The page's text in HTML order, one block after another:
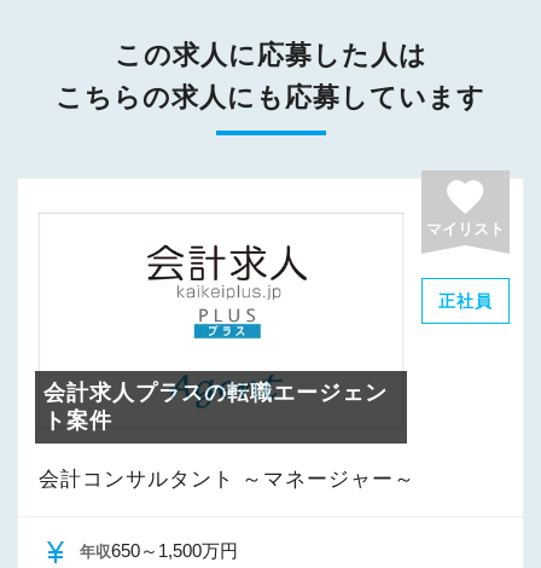
この求人に応募した人は
こちらの求人にも応募しています
favorite
マイリスト
正社員
会計求人プラスの転職エージェン
ト案件
会計コンサルタント ～マネージャー～
currency_yen 年収650～1,500万円